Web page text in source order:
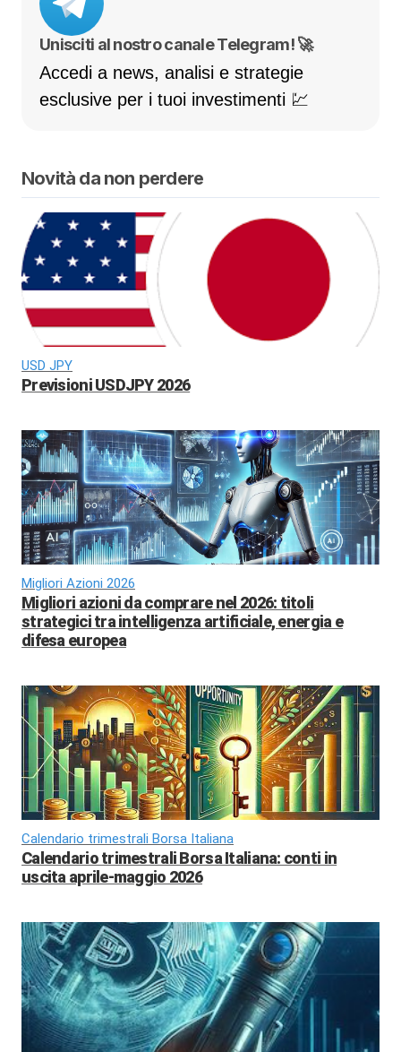
Unisciti al nostro canale Telegram! 🚀
Accedi a news, analisi e strategie
esclusive per i tuoi investimenti 💹
Novità da non perdere
USD JPY
Previsioni USDJPY 2026
Migliori Azioni 2026
Migliori azioni da comprare nel 2026: titoli
strategici tra intelligenza artificiale, energia e
difesa europea
Calendario trimestrali Borsa Italiana
Calendario trimestrali Borsa Italiana: conti in
uscita aprile-maggio 2026